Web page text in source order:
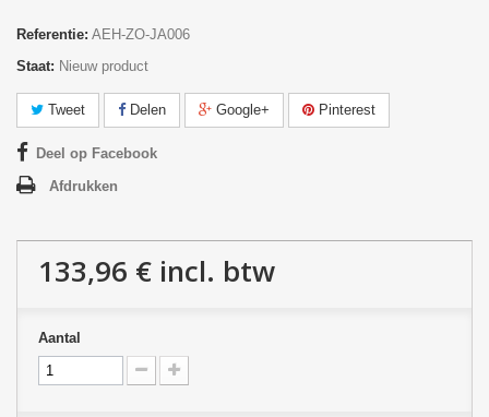
Referentie: AEH-ZO-JA006
Staat: Nieuw product
Tweet Delen Google+ Pinterest
Deel op Facebook
Afdrukken
133,96 € incl. btw
Aantal